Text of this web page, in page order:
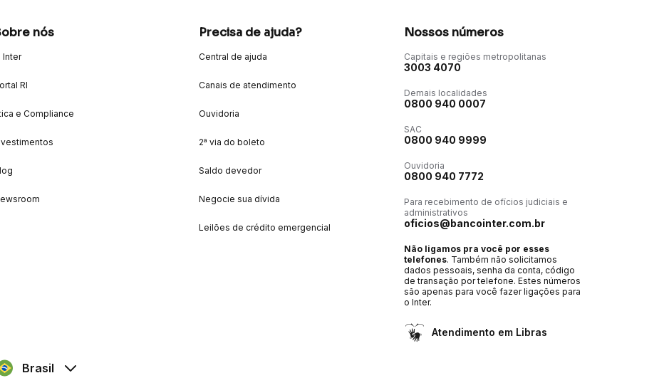
nós
Inter
RI
e Compliance
Precisa de ajuda?
Central de ajuda
Canais de atendimento
Ouvidoria
2ª via do boleto
Saldo devedor
Negocie sua dívida
Leilões de crédito emergencial
Nossos números
Capitais e regiões metropolitanas
3003 4070
Demais localidades
0800 940 0007
SAC
0800 940 9999
Ouvidoria
0800 940 7772
Para recebimento de ofícios judiciais e
administrativos
oficios@bancointer.com.br
Não ligamos pra você por esses
telefones. Também não solicitamos
dados pessoais, senha da conta, código
de transação por telefone. Estes números
são apenas para você fazer ligações para
o Inter.
Atendimento em Libras
Brasil